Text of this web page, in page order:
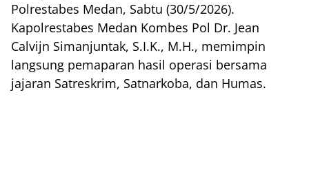
Polrestabes Medan, Sabtu (30/5/2026).
Kapolrestabes Medan Kombes Pol Dr. Jean
Calvijn Simanjuntak, S.I.K., M.H., memimpin
langsung pemaparan hasil operasi bersama
jajaran Satreskrim, Satnarkoba, dan Humas.